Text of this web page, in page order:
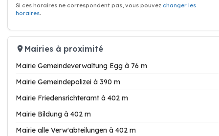
Si ces horaires ne correspondent pas, vous pouvez changer les
horaires.
Mairies à proximité
Mairie Gemeindeverwaltung Egg à 76 m
Mairie Gemeindepolizei à 390 m
Mairie Friedensrichteramt à 402 m
Mairie Bildung à 402 m
Mairie alle Verw'abteilungen à 402 m